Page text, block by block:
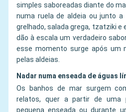
simples saboreadas diante do
numa ruela de aldeia ou junto a
grelhado, salada grega, tzatziki e
dão à escala um verdadeiro
esse momento surge após um
pelas aldeias.
Nadar numa enseada de águas
Os banhos de mar surgem
relatos, quer a partir de uma
pequena enseada ou durante